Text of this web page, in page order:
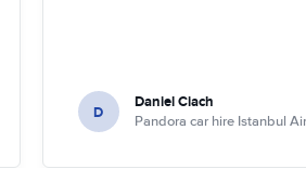
D Daniel Ciach
Pandora car hire Istanbul